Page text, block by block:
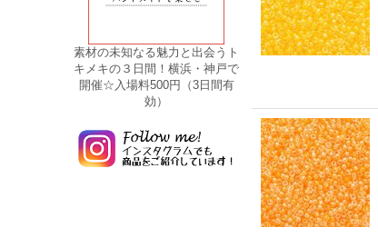
素材の未知なる魅力と出会うト
キメキの３日間！横浜・神戸で
開催☆入場料500円（3日間有
効）